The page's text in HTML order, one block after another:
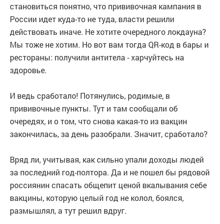
становиться понятно, что прививочная кампания в
России идет куда-то не туда, власти решили
действовать иначе. Не хотите очередного локдауна?
Мы тоже не хотим. Но вот вам тогда QR-код в бары и
рестораны: получили антитела - харчуйтесь на
здоровье.
И ведь сработало! Потянулись, родимые, в
прививочные пункты. Тут и там сообщали об
очередях, и о том, что снова какая-то из вакцин
закончилась, за день разобрали. Значит, сработало?
Вряд ли, учитывая, как сильно упали доходы людей
за последний год-полтора. Да и не пошел бы рядовой
россиянин спасать общепит ценой вкалывания себе
вакцины, которую целый год не колол, боялся,
размышлял, а тут решил вдруг.